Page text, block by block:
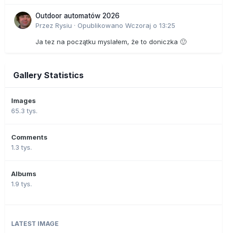
Outdoor automatów 2026
Przez Rysiu · Opublikowano Wczoraj o 13:25
Ja tez na początku myslałem, że to doniczka 🙂
Gallery Statistics
Images
65.3 tys.
Comments
1.3 tys.
Albums
1.9 tys.
LATEST IMAGE